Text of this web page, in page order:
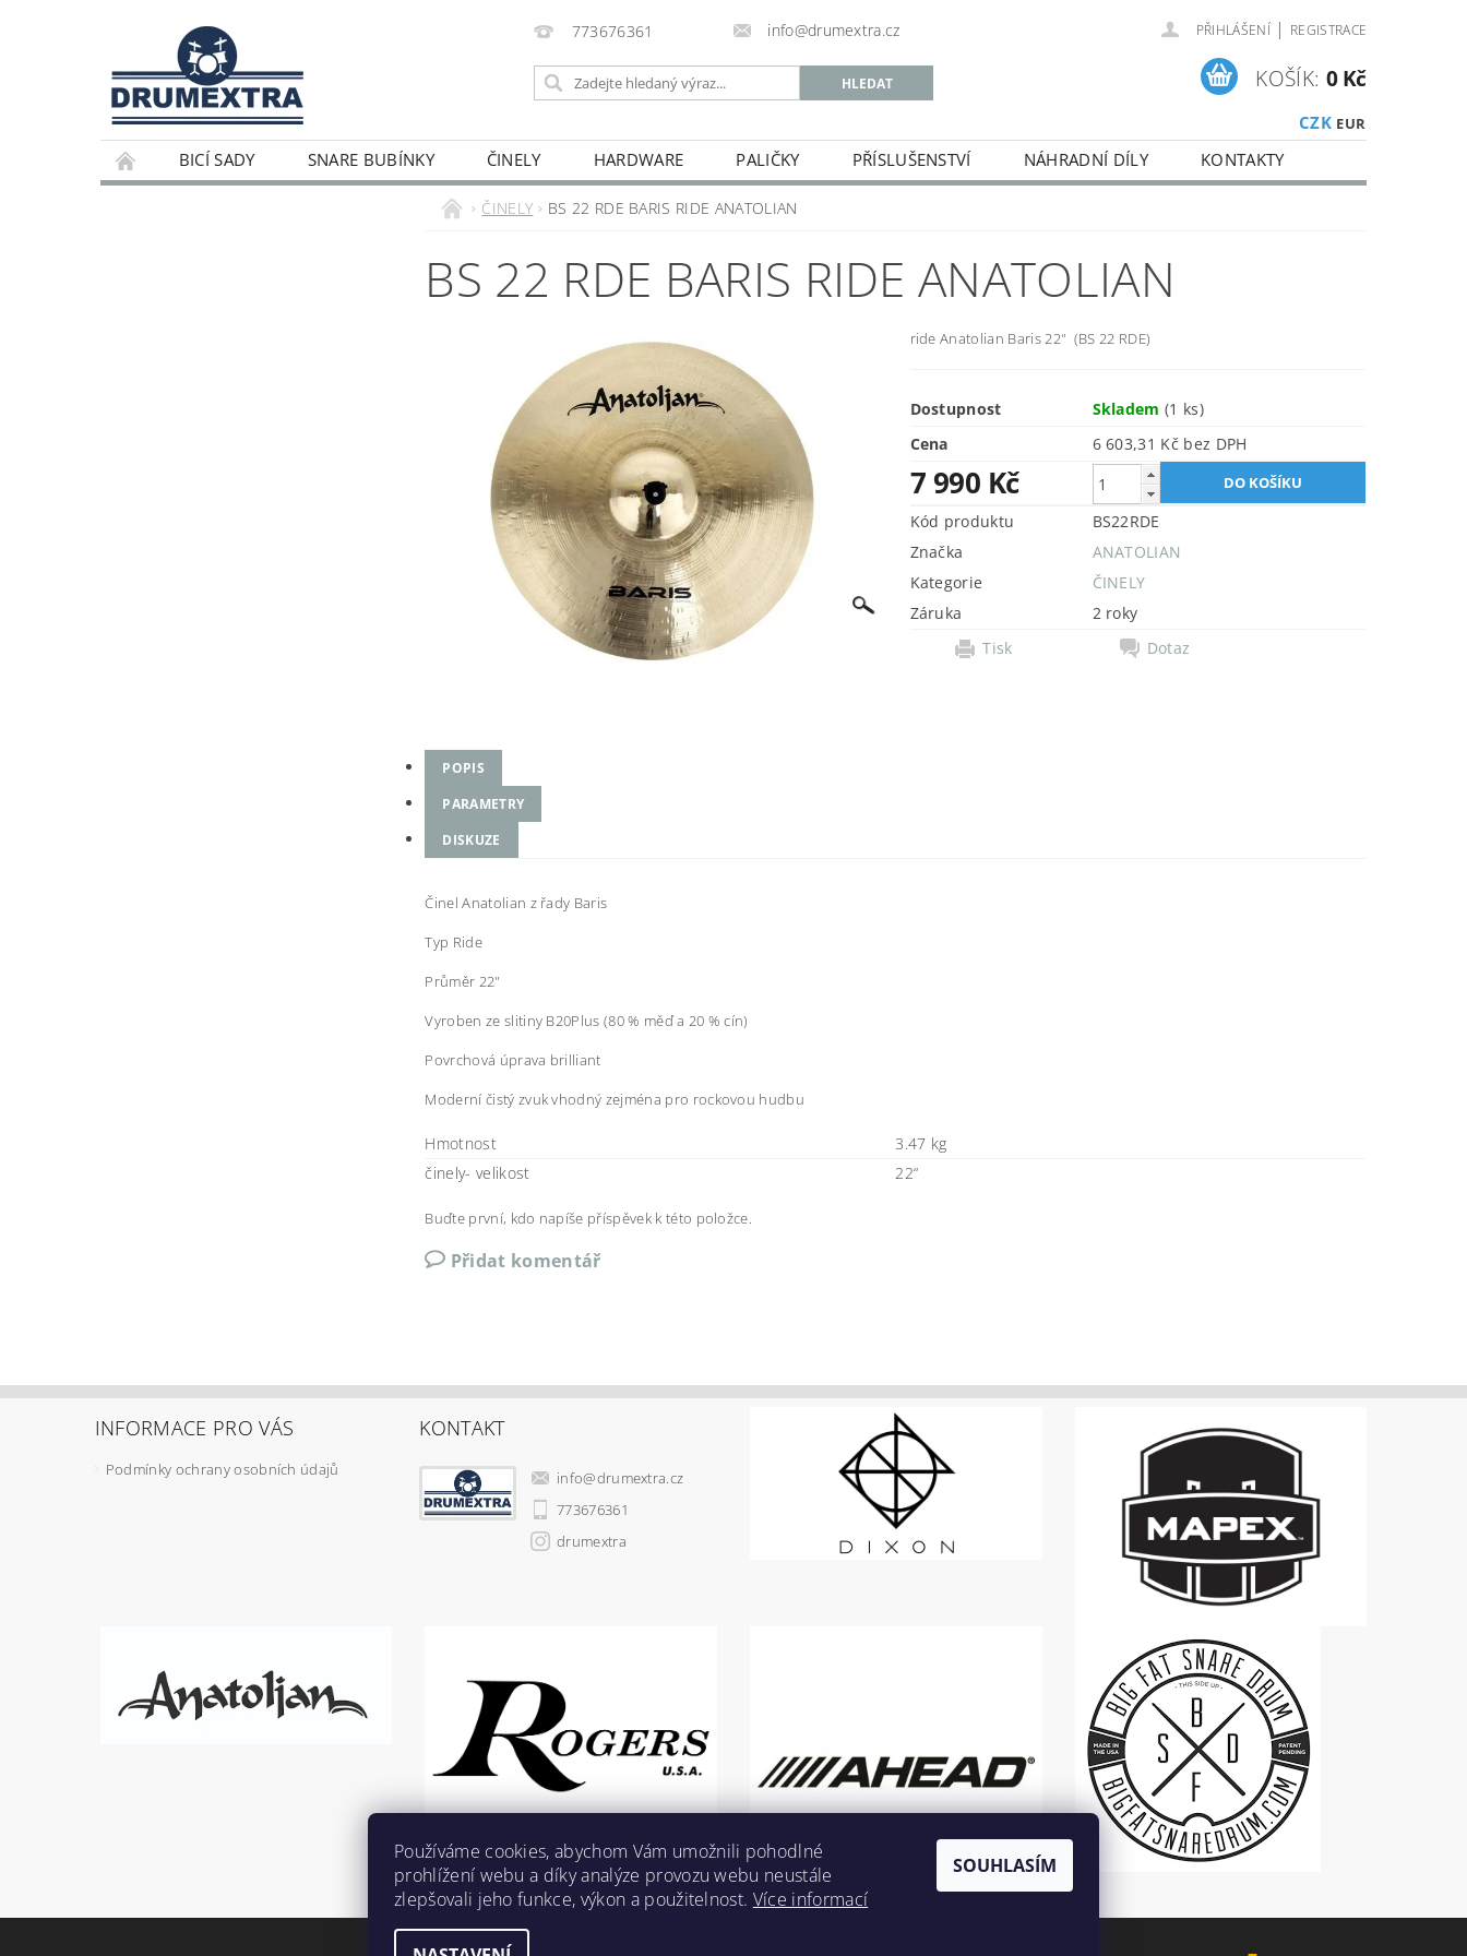
773676361 info@drumextra.cz PŘIHLÁŠENÍ | REGISTRACE
CZK EUR
KOŠÍK: 0 Kč
BICÍ SADY SNARE BUBÍNKY ČINELY HARDWARE PALIČKY PŘÍSLUŠENSTVÍ NÁHRADNÍ DÍLY KONTAKTY
ČINELY BS 22 RDE BARIS RIDE ANATOLIAN
BS 22 RDE BARIS RIDE ANATOLIAN
ride Anatolian Baris 22" (BS 22 RDE)
Dostupnost Skladem(1 ks)
Cena
6 603,31 Kč bez DPH
7 990 Kč
Kód produktu
BS22RDE
Značka
ANATOLIAN
Kategorie
ČINELY
Záruka
2 roky
Tisk
Dotaz
POPIS
PARAMETRY
DISKUZE
Činel Anatolian z řady Baris
Typ Ride
Průměr 22"
Vyroben ze slitiny B20Plus (80 % měď a 20 % cín)
Povrchová úprava brilliant
Moderní čistý zvuk vhodný zejména pro rockovou hudbu
Hmotnost
3.47 kg
činely- velikost
22“
Buďte první, kdo napíše příspěvek k této položce.
Přidat komentář
INFORMACE PRO VÁS
Podmínky ochrany osobních údajů
KONTAKT
info@drumextra.cz
773676361
drumextra
Používáme cookies, abychom Vám umožnili pohodlné
prohlížení webu a díky analýze provozu webu neustále
zlepšovali jeho funkce, výkon a použitelnost. Více informací
SOUHLASÍM